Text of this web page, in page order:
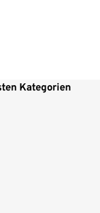
Kategorien